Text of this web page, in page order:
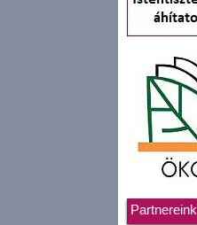
Partnereink